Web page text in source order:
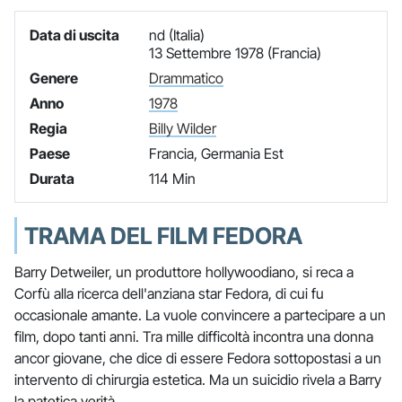
Data di uscita
nd (Italia)
13 Settembre 1978 (Francia)
Genere
Drammatico
Anno
1978
Regia
Billy Wilder
Paese
Francia, Germania Est
Durata
114 Min
TRAMA DEL FILM FEDORA
Barry Detweiler, un produttore hollywoodiano, si reca a
Corfù alla ricerca dell'anziana star Fedora, di cui fu
occasionale amante. La vuole convincere a partecipare a un
film, dopo tanti anni. Tra mille difficoltà incontra una donna
ancor giovane, che dice di essere Fedora sottopostasi a un
intervento di chirurgia estetica. Ma un suicidio rivela a Barry